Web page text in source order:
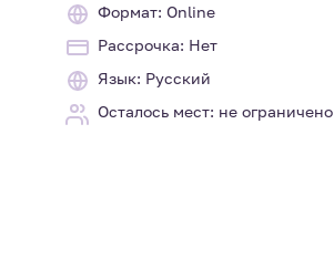
Формат: Online
Рассрочка: Нет
Язык: Русский
Осталось мест: не ограничено